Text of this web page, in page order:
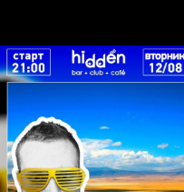
основному
содержанию